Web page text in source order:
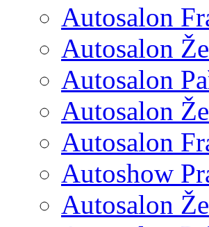
Autosalon
Autosalon
Autosalon
Autosalon
Autosalon
Autoshow
Autosalon